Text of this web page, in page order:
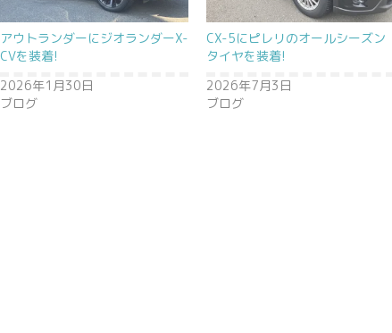
アウトランダーにジオランダーX-
CVを装着!
2026年1月30日
ブログ
CX-5にピレリのオールシーズン
タイヤを装着!
2026年7月3日
ブログ